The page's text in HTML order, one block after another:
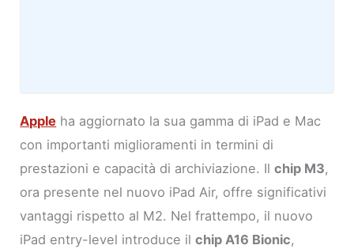
Apple ha aggiornato la sua gamma di iPad e Mac
con importanti miglioramenti in termini di
prestazioni e capacità di archiviazione. Ilchip M3,
ora presente nel nuovo iPad Air, offre significativi
vantaggi rispetto al M2. Nel frattempo, il nuovo
iPad entry-level introduce ilchip A16 Bionic,